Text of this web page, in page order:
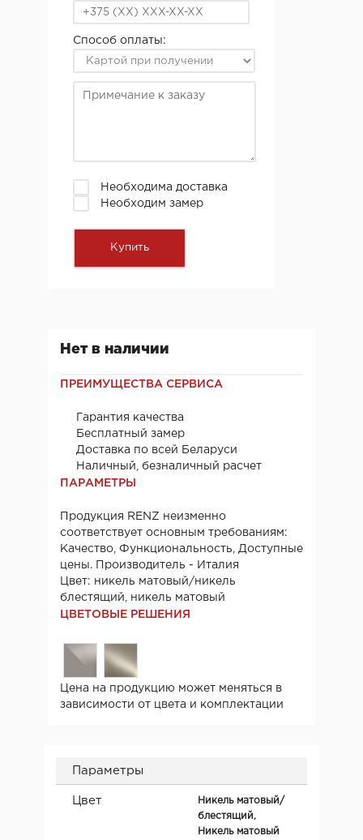
Способ оплаты:
Необходима доставка
Необходим замер
Нет в наличии
ПРЕИМУЩЕСТВА СЕРВИСА
Гарантия качества
Бесплатный замер
Доставка по всей Беларуси
Наличный, безналичный расчет
ПАРАМЕТРЫ
Продукция RENZ неизменно
соответствует основным требованиям:
Качество, Функциональность, Доступные
цены. Производитель - Италия
Цвет: никель матовый/никель
блестящий, никель матовый
ЦВЕТОВЫЕ РЕШЕНИЯ
Цена на продукцию может меняться в
зависимости от цвета и комплектации
Параметры
Цвет
Никель матовый/
блестящий,
Никель матовый